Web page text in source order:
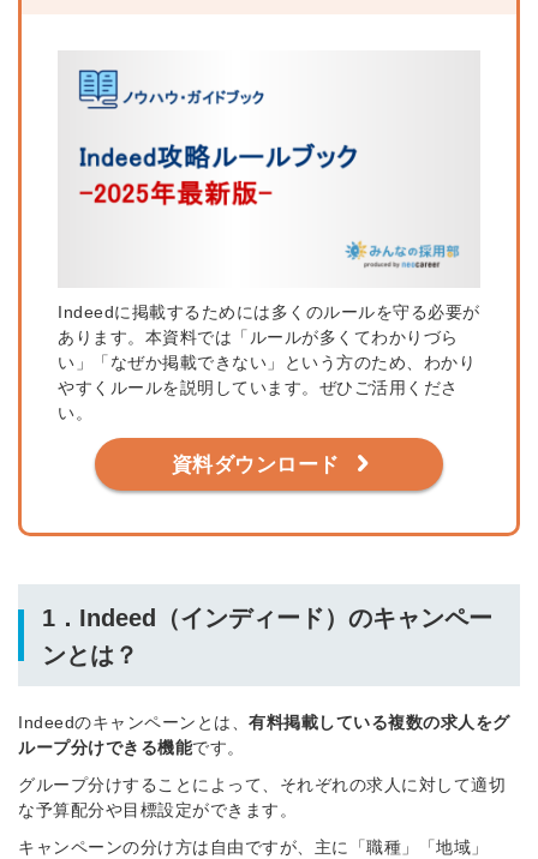
Indeedに掲載するためには多くのルールを守る必要が
あります。本資料では「ルールが多くてわかりづら
い」「なぜか掲載できない」という方のため、わかり
やすくルールを説明しています。ぜひご活用くださ
い。
資料ダウンロード
1．Indeed（インディード）のキャンペー
ンとは？
Indeedのキャンペーンとは、 有料掲載している複数の求人をグ
ループ分けできる機能です。
グループ分けすることによって、それぞれの求人に対して適切
な予算配分や目標設定ができます。
キャンペーンの分け方は自由ですが、主に「職種」「地域」